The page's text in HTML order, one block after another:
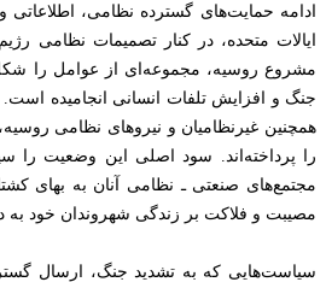
ادامه حمایت‌های گسترده نظامی، اطلاعاتی
ایالات متحده، در کنار تصمیمات نظامی
مشروع روسیه، مجموعه‌ای از عوامل را
جنگ و افزایش تلفات انسانی انجامیده است.
همچنین غیرنظامیان و نیروهای نظامی
را پرداخته‌اند. سود اصلی این وضعیت را
مجتمع‌های صنعتی ـ نظامی آنان به بهای
مصیبت و فلاکت بر زندگی شهروندان خود به
سیاست‌هایی که به تشدید جنگ، ارسال